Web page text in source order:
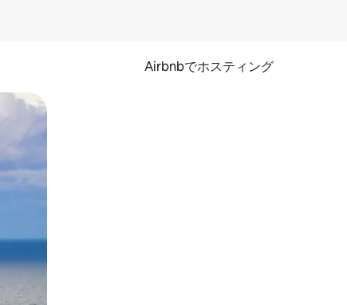
Airbnbでホスティング
きます。